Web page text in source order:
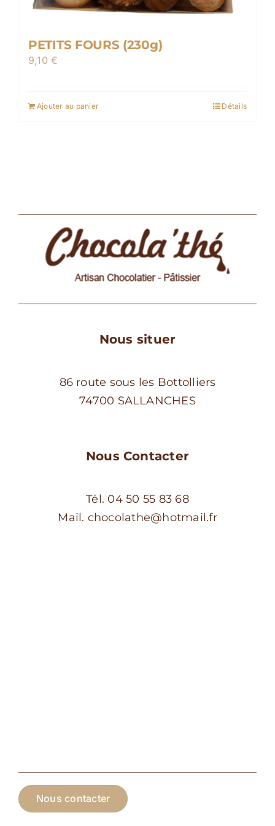
page
produit
PETITS FOURS (230g)
9,10€
Ajouter au panier Détails
Nous situer
86 route sous les Bottolliers
74700 SALLANCHES
Nous Contacter
Tél. 04 50 55 83 68
Mail. chocolathe@hotmail.fr
Nous contacter